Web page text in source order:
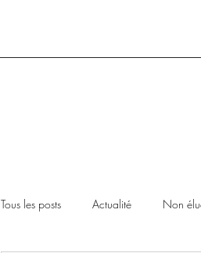
Tous les posts Actualité Non